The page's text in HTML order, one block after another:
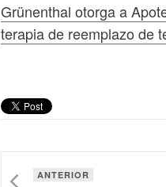
Grünenthal otorga a
terapia de reemplazo de
ANTERIOR